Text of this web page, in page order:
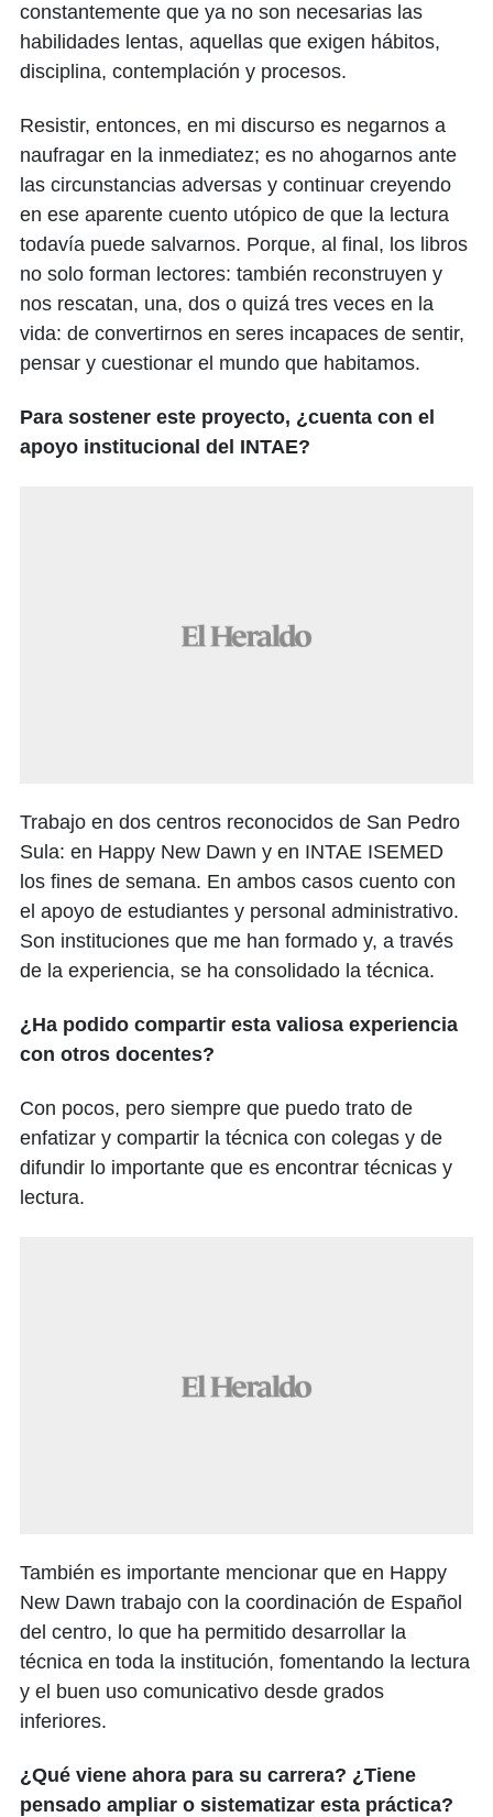
constantemente que ya no son necesarias las
habilidades lentas, aquellas que exigen hábitos,
disciplina, contemplación y procesos.
Resistir, entonces, en mi discurso es negarnos a
naufragar en la inmediatez; es no ahogarnos ante
las circunstancias adversas y continuar creyendo
en ese aparente cuento utópico de que la lectura
todavía puede salvarnos. Porque, al final, los libros
no solo forman lectores: también reconstruyen y
nos rescatan, una, dos o quizá tres veces en la
vida: de convertirnos en seres incapaces de sentir,
pensar y cuestionar el mundo que habitamos.
Para sostener este proyecto, ¿cuenta con el
apoyo institucional del INTAE?
Trabajo en dos centros reconocidos de San Pedro
Sula: en Happy New Dawn y en INTAE ISEMED
los fines de semana. En ambos casos cuento con
el apoyo de estudiantes y personal administrativo.
Son instituciones que me han formado y, a través
de la experiencia, se ha consolidado la técnica.
¿Ha podido compartir esta valiosa experiencia
con otros docentes?
Con pocos, pero siempre que puedo trato de
enfatizar y compartir la técnica con colegas y de
difundir lo importante que es encontrar técnicas y
lectura.
También es importante mencionar que en Happy
New Dawn trabajo con la coordinación de Español
del centro, lo que ha permitido desarrollar la
técnica en toda la institución, fomentando la lectura
y el buen uso comunicativo desde grados
inferiores.
¿Qué viene ahora para su carrera? ¿Tiene
pensado ampliar o sistematizar esta práctica?